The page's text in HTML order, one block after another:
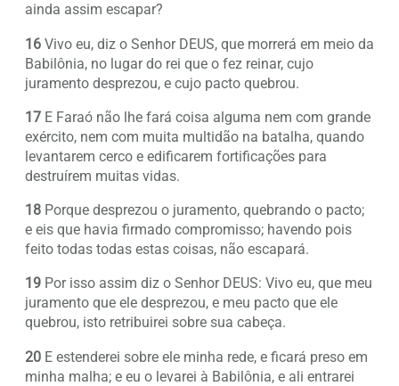
ainda assim escapar?
16 Vivo eu, diz o Senhor DEUS, que morrerá em meio da
Babilônia, no lugar do rei que o fez reinar, cujo
juramento desprezou, e cujo pacto quebrou.
17 E Faraó não lhe fará coisa alguma nem com grande
exército, nem com muita multidão na batalha, quando
levantarem cerco e edificarem fortificações para
destruírem muitas vidas.
18 Porque desprezou o juramento, quebrando o pacto;
e eis que havia firmado compromisso; havendo pois
feito todas todas estas coisas, não escapará.
19 Por isso assim diz o Senhor DEUS: Vivo eu, que meu
juramento que ele desprezou, e meu pacto que ele
quebrou, isto retribuirei sobre sua cabeça.
20 E estenderei sobre ele minha rede, e ficará preso em
minha malha; e eu o levarei à Babilônia, e ali entrarei